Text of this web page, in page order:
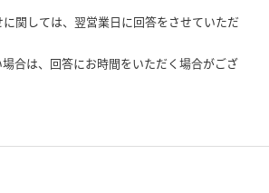
関しては、翌営業日に回答をさせていただ
合は、回答にお時間をいただく場合がござ